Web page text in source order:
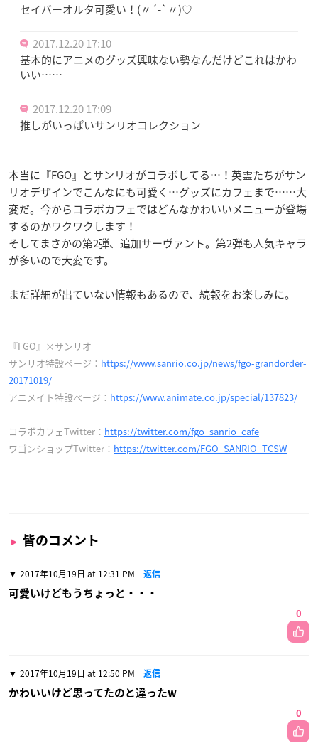
セイバーオルタ可愛い！(〃´-`〃)♡
2017.12.20 17:10
基本的にアニメのグッズ興味ない勢なんだけどこれはかわ
いい……
2017.12.20 17:09
推しがいっぱいサンリオコレクション
本当に『FGO』とサンリオがコラボしてる…！英霊たちがサン
リオデザインでこんなにも可愛く…グッズにカフェまで……大
変だ。今からコラボカフェではどんなかわいいメニューが登場
するのかワクワクします！
そしてまさかの第2弾、追加サーヴァント。第2弾も人気キャラ
が多いので大変です。
まだ詳細が出ていない情報もあるので、続報をお楽しみに。
『FGO』×サンリオ
サンリオ特設ページ： https://www.sanrio.co.jp/news/fgo-grandorder-
20171019/
アニメイト特設ページ： https://www.animate.co.jp/special/137823/
コラボカフェTwitter： https://twitter.com/fgo_sanrio_cafe
ワゴンショップTwitter： https://twitter.com/FGO_SANRIO_TCSW
皆のコメント
2017年10月19日 at 12:31 PM 返信
可愛いけどもうちょっと・・・
0
2017年10月19日 at 12:50 PM 返信
かわいいけど思ってたのと違ったw
0